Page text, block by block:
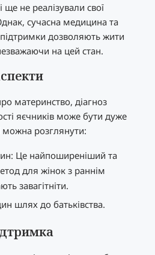
не реалізували свої
сучасна медицина та
дозволяють жити
на цей стан.
материнство, діагноз
яєчників може бути дуже
розглянути:
Це найпоширеніший та
для жінок з раннім
завагітніти.
шлях до батьківства.